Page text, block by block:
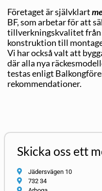
Företaget är självklart
BF, som arbetar för att
tillverkningskvalitet
konstruktion till
Vi har också valt att
där alla nya
testas enligt
rekommendationer.
Skicka oss ett
Jädersvägen 10
732 34